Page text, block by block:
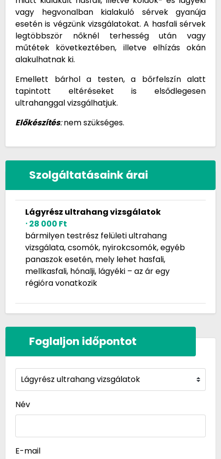
vagy hegvonalban kialakuló sérvek gyanúja
esetén is végzünk vizsgálatokat. A hasfali sérvek
legtöbbször nőknél terhesség után vagy
műtétek következtében, illetve elhízás okán
alakulhatnak ki.
Emellett bárhol a testen, a bőrfelszín alatt
tapintott eltéréseket is elsődlegesen
ultrahanggal vizsgálhatjuk.
Előkészítés:nem szükséges.
Szolgáltatásaink árai
Lágyrész ultrahang vizsgálatok
⋅ 28 000 Ft
bármilyen testrész felületi ultrahang
vizsgálata, csomók, nyirokcsomók, egyéb
panaszok esetén, mely lehet hasfali,
mellkasfali, hónalji, lágyéki – az ár egy
régióra vonatkozik
Foglaljon időpontot
Név
E-mail